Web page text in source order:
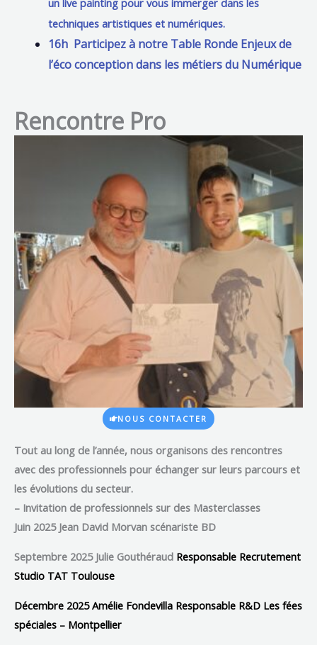
techniques artistiques et numériques.
16h Participez à notre Table Ronde Enjeux de
l’éco conception dans les métiers du Numérique
Rencontre Pro
NOUS CONTACTER
Tout au long de l’année, nous organisons des rencontres
avec des professionnels pour échanger sur leurs parcours et
les évolutions du secteur.
– Invitation de professionnels sur des Masterclasses
Juin 2025Jean David Morvan scénariste BD
Septembre 2025 Julie Gouthéraud Responsable Recrutement
Studio TAT Toulouse
Décembre 2025 Amélie Fondevilla Responsable R&D Les fées
spéciales – Montpellier